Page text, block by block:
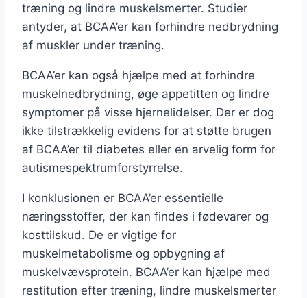
træning og lindre muskelsmerter. Studier
antyder, at BCAA’er kan forhindre nedbrydning
af muskler under træning.
BCAA’er kan også hjælpe med at forhindre
muskelnedbrydning, øge appetitten og lindre
symptomer på visse hjernelidelser. Der er dog
ikke tilstrækkelig evidens for at støtte brugen
af BCAA’er til diabetes eller en arvelig form for
autismespektrumforstyrrelse.
I konklusionen er BCAA’er essentielle
næringsstoffer, der kan findes i fødevarer og
kosttilskud. De er vigtige for
muskelmetabolisme og opbygning af
muskelvævsprotein. BCAA’er kan hjælpe med
restitution efter træning, lindre muskelsmerter